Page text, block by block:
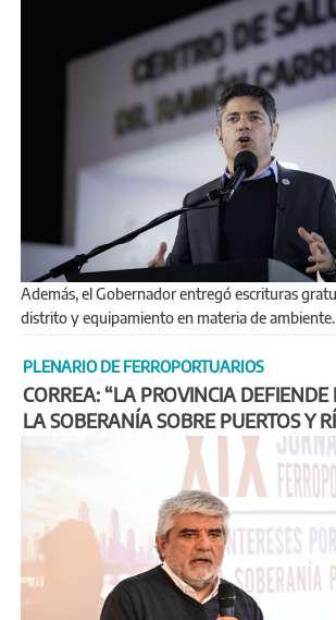
Además, el Gobernador entregó escrituras gratuitas a familias del
distrito y equipamiento en materia de ambiente.
PLENARIO DE FERROPORTUARIOS
CORREA: “LA PROVINCIA DEFIENDE
LA SOBERANÍA SOBRE PUERTOS Y